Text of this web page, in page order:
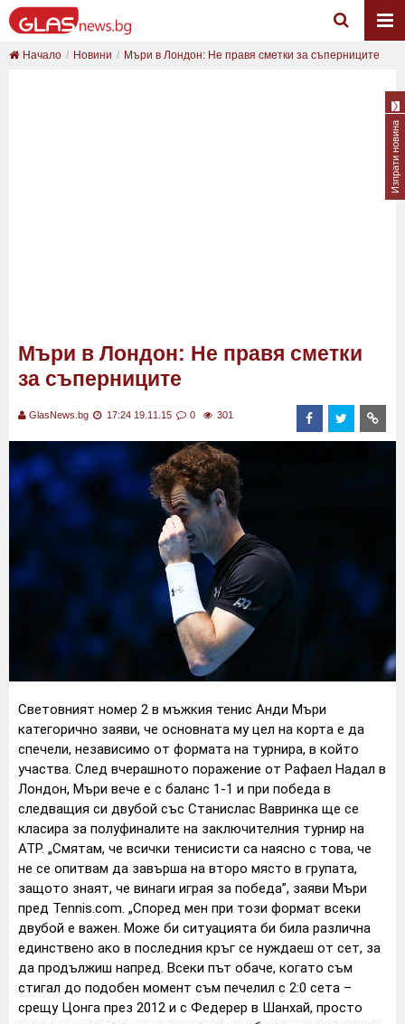
Начало Новини Мъри в Лондон: Не правя сметки за съперниците
Мъри в Лондон: Не правя сметки
за съперниците
GlasNews.bg 17:24 19.11.15 0 301
Световният номер 2 в мъжкия тенис Анди Мъри
категорично заяви, че основната му цел на корта е да
спечели, независимо от формата на турнира, в който
участва. След вчерашното поражение от Рафаел Надал в
Лондон, Мъри вече е с баланс 1-1 и при победа в
следващия си двубой със Станислас Вавринка ще се
класира за полуфиналите на заключителния турнир на
ATP. „Смятам, че всички тенисисти са наясно с това, че
не се опитвам да завърша на второ място в групата,
защото знаят, че винаги играя за победа”, заяви Мъри
пред Tennis.com. „Според мен при този формат всеки
двубой е важен. Може би ситуацията би била различна
единствено ако в последния кръг се нуждаеш от сет, за
да продължиш напред. Всеки път обаче, когато съм
стигал до подобен момент съм печелил с 2:0 сета –
срещу Цонга през 2012 и с Федерер в Шанхай, просто
Изпрати новина